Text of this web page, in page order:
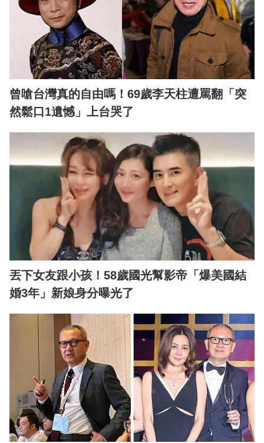
曾嗆台灣真的自由嗎！69歲李天柱遭罵翻「突
然鬆口1遺憾」上台哭了
丟下女友跟小孩！58歲國光幫影帝「爆美國結
婚3年」新娘身分曝光了